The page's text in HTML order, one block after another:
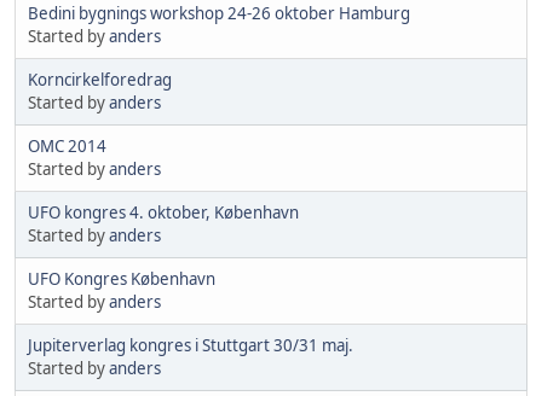
Bedini bygnings workshop 24-26 oktober Hamburg
Started byanders
Korncirkelforedrag
Started byanders
OMC 2014
Started byanders
UFO kongres 4. oktober, København
Started byanders
UFO Kongres København
Started byanders
Jupiterverlag kongres i Stuttgart 30/31 maj.
Started byanders